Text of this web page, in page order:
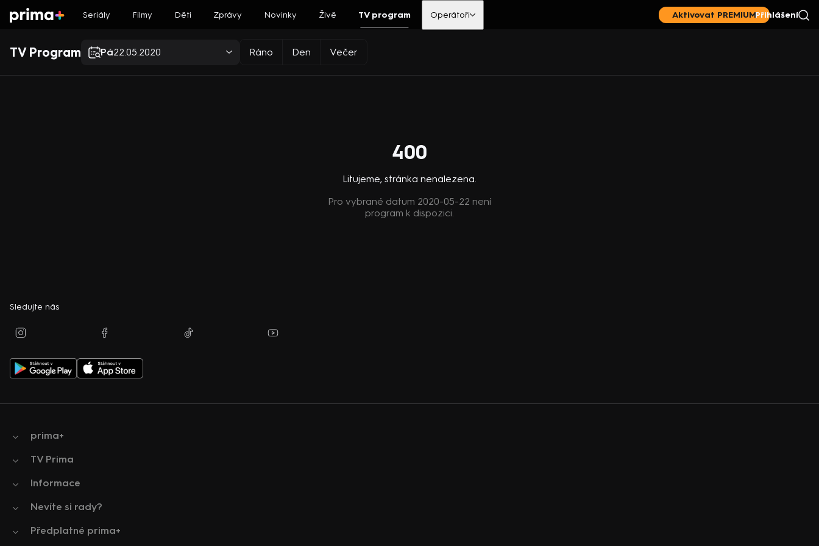
Aktivovat PREMIUM |
Přihlášení
Seriály Filmy Děti Zprávy Novinky Živě TV program Operátoři
TV Program Pá22.05.2020 Ráno Den Večer
400
Litujeme, stránka nenalezena.
Pro vybrané datum 2020-05-22 není
program k dispozici.
Sledujte nás
prima+
TV Prima
Informace
Nevíte si rady?
Předplatné prima+